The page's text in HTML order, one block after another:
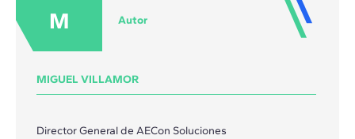
M Autor
MIGUEL VILLAMOR
Director General de AECon Soluciones